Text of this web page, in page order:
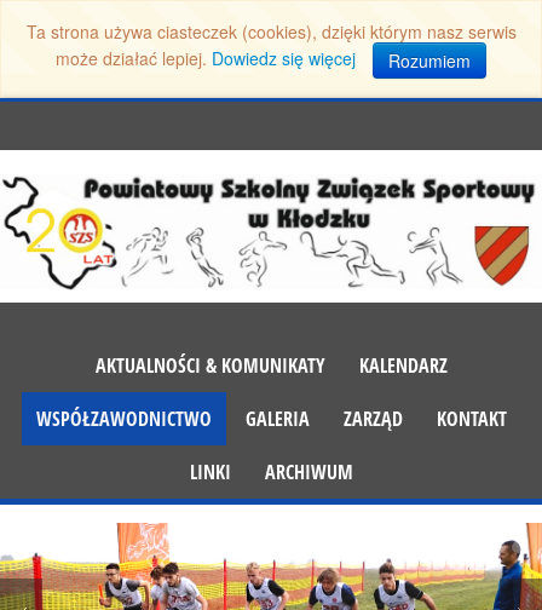
Ta strona używa ciasteczek (cookies), dzięki którym nasz serwis
może działać lepiej. Dowiedz się więcej Rozumiem
AKTUALNOŚCI & KOMUNIKATY
KALENDARZ
WSPÓŁZAWODNICTWO
GALERIA ZARZĄD
KONTAKT
LINKI
ARCHIWUM